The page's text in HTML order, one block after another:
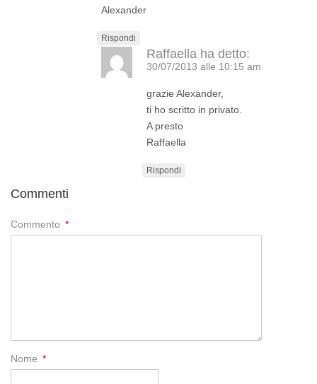
Alexander
Rispondi
Raffaella ha detto:
30/07/2013 alle 10:15 am
grazie Alexander,
ti ho scritto in privato.
A presto
Raffaella
Rispondi
Commenti
Commento *
Nome *